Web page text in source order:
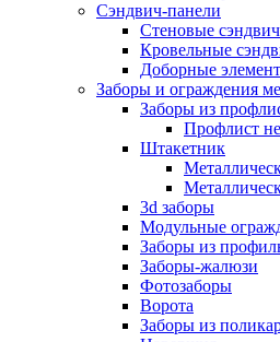
Сэндвич-панели
Стеновые
Кровельные
Доборные
Заборы и ограждения
Заборы из
Профлист
Штакетник
3d заборы
Модульные
Заборы из
Заборы-жалюзи
Фотозаборы
Ворота
Заборы из